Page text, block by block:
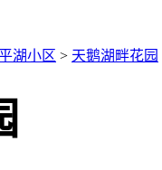
湖小区 > 天鹅湖畔花园